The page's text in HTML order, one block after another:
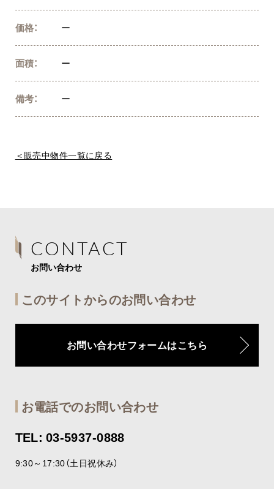
価格： ー
面積： ー
備考： ー
＜販売中物件一覧に戻る
CONTACT
お問い合わせ
このサイトからのお問い合わせ
お問い合わせフォームはこちら
お電話でのお問い合わせ
TEL: 03-5937-0888
9:30～17:30（土日祝休み）